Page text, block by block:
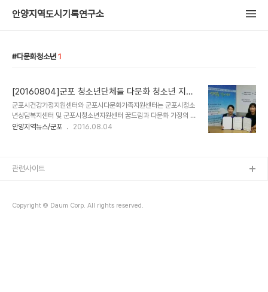
안양지역도시기록연구소
다문화청소년 1
[20160804]군포 청소년단체들 다문화 청소년 지원
나섰다
군포시건강가정지원센터와 군포시다문화가족지원센터는 군포시청소
년상담복지센터 및 군포시청소년지원센터 꿈드림과 다문화 가정의 청
소년을 돕기 위해 업무협약을 체결하고 다문화가족서포터즈 활동가들
가구를 이룬 외국인을 포함한 군포지역 전체 외국인 주민은 1만1천
별 리더로서 지역사회 연계활동을 통해 안정적인 정착과 사회..
안양지역뉴스/군포 2016.08.04
Copyright © Daum Corp. All rights reserved.
관련사이트